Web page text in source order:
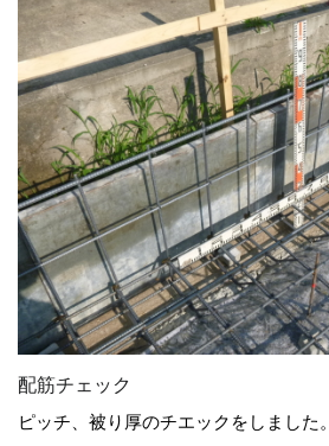
配筋チェック
ピッチ、被り厚のチエックをしました。